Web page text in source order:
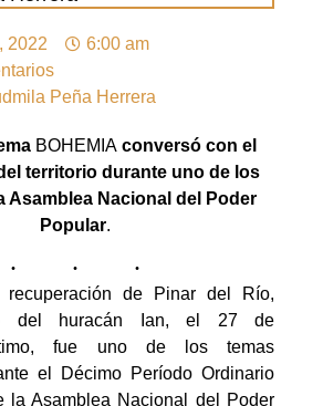
2022
6:00 am
Peña Herrera
BOHEMIAconversó con el
territorio durante uno de los
Asamblea Nacional del Poder
Popular.
de Pinar del Río,
del huracán Ian, el 27 de
fue uno de los temas
el Décimo Período Ordinario
la Asamblea Nacional del Poder